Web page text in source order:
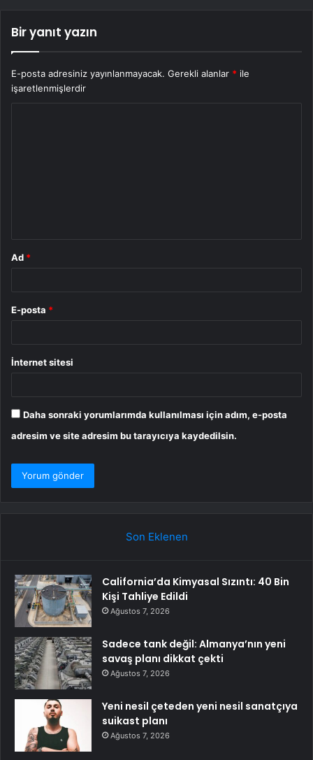
Bir yanıt yazın
E-posta adresiniz yayınlanmayacak. Gerekli alanlar * ile
işaretlenmişlerdir
Ad *
E-posta *
İnternet sitesi
Daha sonraki yorumlarımda kullanılması için adım, e-posta
adresim ve site adresim bu tarayıcıya kaydedilsin.
Son Eklenen
California’da Kimyasal Sızıntı: 40 Bin
Kişi Tahliye Edildi
Ağustos 7, 2026
Sadece tank değil: Almanya’nın yeni
savaş planı dikkat çekti
Ağustos 7, 2026
Yeni nesil çeteden yeni nesil sanatçıya
suikast planı
Ağustos 7, 2026